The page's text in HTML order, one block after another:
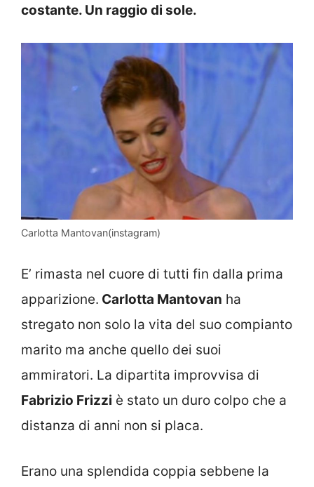
costante. Un raggio di sole.
Carlotta Mantovan(instagram)
E’ rimasta nel cuore di tutti fin dalla prima
apparizione. Carlotta Mantovan ha
stregato non solo la vita del suo compianto
marito ma anche quello dei suoi
ammiratori. La dipartita improvvisa di
Fabrizio Frizzi è stato un duro colpo che a
distanza di anni non si placa.
Erano una splendida coppia sebbene la